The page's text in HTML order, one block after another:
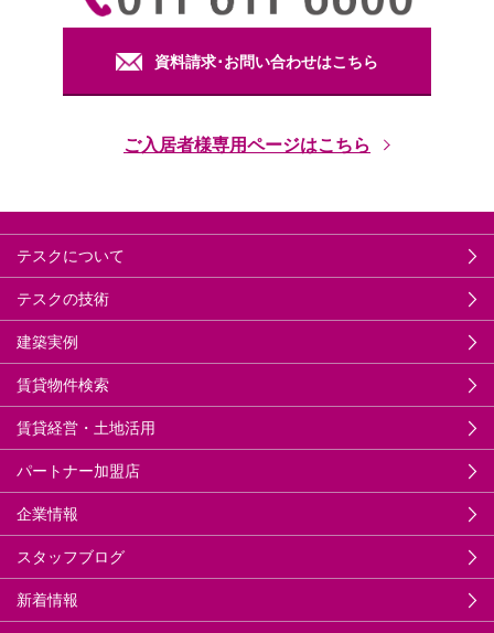
資料請求･お問い合わせはこちら
ご入居者様専用ページはこちら
テスクについて
テスクの技術
建築実例
賃貸物件検索
賃貸経営・土地活用
パートナー加盟店
企業情報
スタッフブログ
新着情報